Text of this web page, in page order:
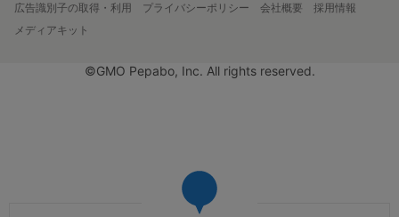
広告識別子の取得・利用
プライバシーポリシー 会社概要
採用情報
メディアキット
©GMO Pepabo, Inc. All rights reserved.